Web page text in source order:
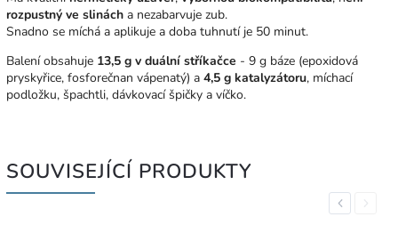
rozpustný ve slinách a nezabarvuje zub.
Snadno se míchá a aplikuje a doba tuhnutí je 50 minut.
Balení obsahuje 13,5 g v duální stříkačce - 9 g báze (epoxidová
pryskyřice, fosforečnan vápenatý) a 4,5 g katalyzátoru, míchací
podložku, špachtli, dávkovací špičky a víčko.
SOUVISEJÍCÍ PRODUKTY
PreviousNext